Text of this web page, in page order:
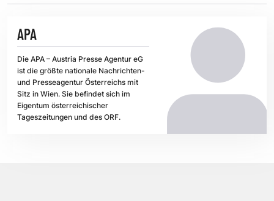
APA
Die APA – Austria Presse Agentur eG
ist die größte nationale Nachrichten-
und Presseagentur Österreichs mit
Sitz in Wien. Sie befindet sich im
Eigentum österreichischer
Tageszeitungen und des ORF.